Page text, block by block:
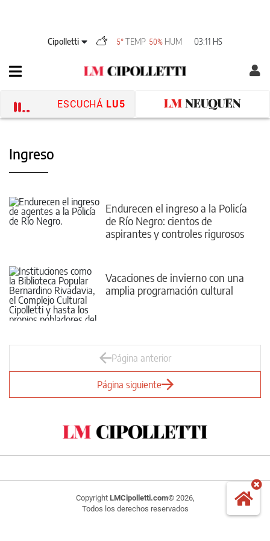
Cipolletti 5° TEMP 50% HUM 03:11 HS
ESCUCHÁ LU5
Ingreso
Endurecen el ingreso a la Policía
de Río Negro: cientos de
aspirantes y controles rigurosos
Vacaciones de invierno con una
amplia programación cultural
Página anterior
Página siguiente
Copyright LMCipolletti.com© 2026,
Todos los derechos reservados